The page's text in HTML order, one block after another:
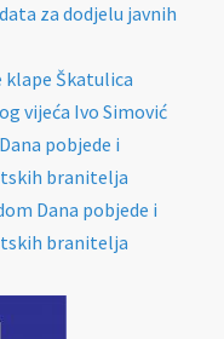
za dodjelu javnih
klape Škatulica
vijeća Ivo Simović
pobjede i
branitelja
Dana pobjede i
branitelja